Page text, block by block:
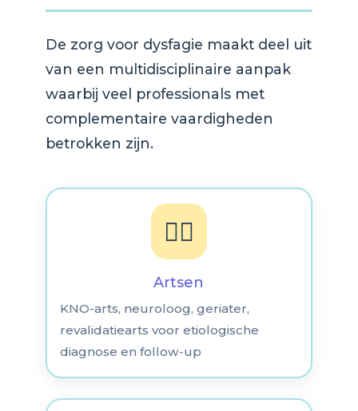
De zorg voor dysfagie maakt deel uit
van een multidisciplinaire aanpak
waarbij veel professionals met
complementaire vaardigheden
betrokken zijn.
👨‍⚕️
Artsen
KNO-arts, neuroloog, geriater,
revalidatiearts voor etiologische
diagnose en follow-up